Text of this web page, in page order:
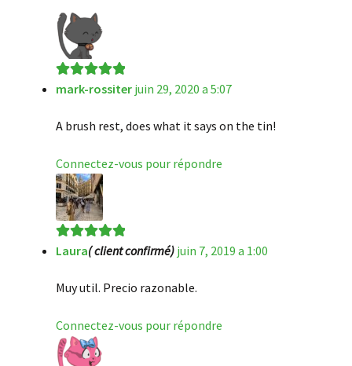
Note5sur 5
mark-rossiter juin 29, 2020 a 5:07
A brush rest, does what it says on the tin!
Connectez-vous pour répondre
Note5sur 5
Laura( client confirmé) juin 7, 2019 a 1:00
Muy util. Precio razonable.
Connectez-vous pour répondre